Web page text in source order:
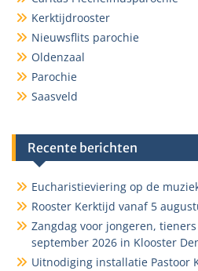
Kerktijdrooster
Nieuwsflits parochie
Oldenzaal
Parochie
Saasveld
Recente berichten
Eucharistieviering op de
Rooster Kerktijd vanaf 5
Zangdag voor jongeren,
september 2026 in Klooster
Uitnodiging installatie Pastoor